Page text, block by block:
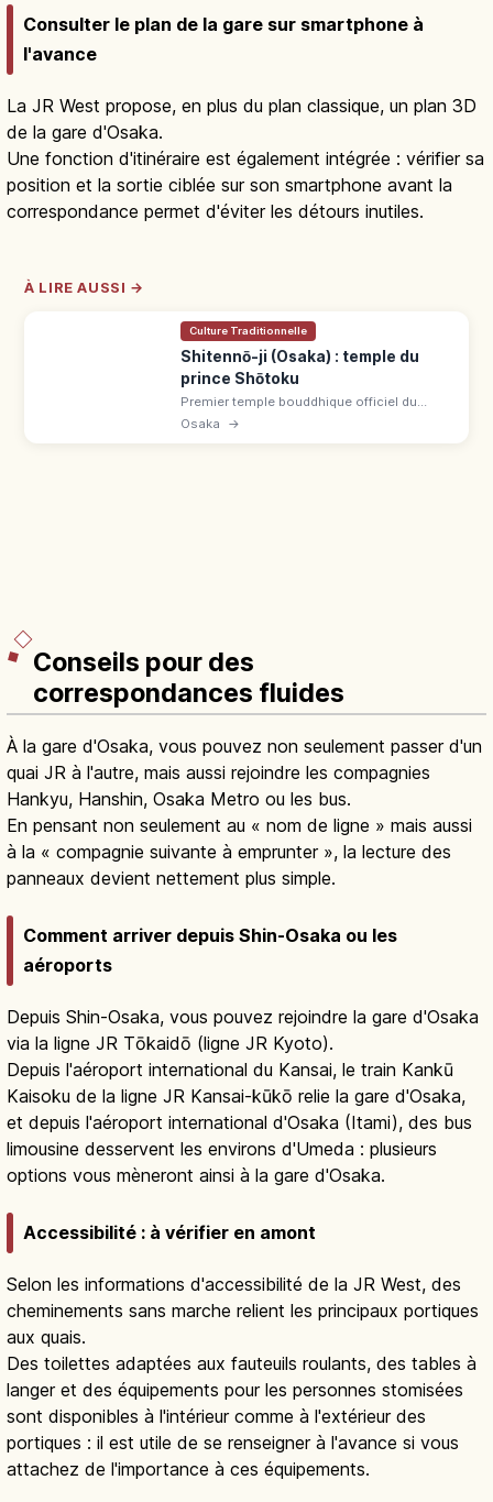
Consulter le plan de la gare sur smartphone à
La JR West propose, en plus du plan classique, un plan 3D
de la gare d'Osaka.
Une fonction d'itinéraire est également intégrée : vérifier sa
position et la sortie ciblée sur son smartphone avant la
correspondance permet d'éviter les détours inutiles.
Culture Traditionnelle
Shitennō-ji (Osaka) : temple du
prince Shōtoku
Premier temple bouddhique officiel du
Osaka →
Conseils pour des
correspondances fluides
À la gare d'Osaka, vous pouvez non seulement passer d'un
quai JR à l'autre, mais aussi rejoindre les compagnies
Hankyu, Hanshin, Osaka Metro ou les bus.
En pensant non seulement au « nom de ligne » mais aussi
à la « compagnie suivante à emprunter », la lecture des
panneaux devient nettement plus simple.
Comment arriver depuis Shin-Osaka ou les
aéroports
Depuis Shin-Osaka, vous pouvez rejoindre la gare d'Osaka
via la ligne JR Tōkaidō (ligne JR Kyoto).
Depuis l'aéroport international du Kansai, le train Kankū
Kaisoku de la ligne JR Kansai-kūkō relie la gare d'Osaka,
et depuis l'aéroport international d'Osaka (Itami), des bus
limousine desservent les environs d'Umeda : plusieurs
options vous mèneront ainsi à la gare d'Osaka.
Selon les informations d'accessibilité de la JR West, des
cheminements sans marche relient les principaux portiques
aux quais.
Des toilettes adaptées aux fauteuils roulants, des tables à
langer et des équipements pour les personnes stomisées
sont disponibles à l'intérieur comme à l'extérieur des
portiques : il est utile de se renseigner à l'avance si vous